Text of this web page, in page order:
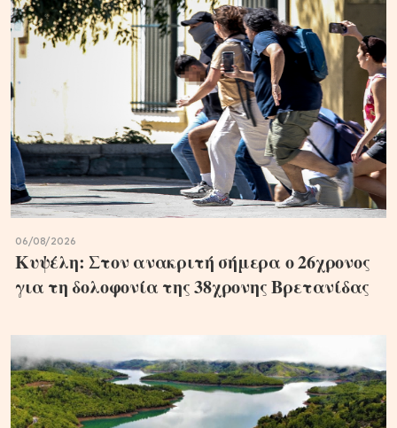
06/08/2026
Κυψέλη: Στον ανακριτή σήμερα ο 26χρονος
για τη δολοφονία της 38χρονης Βρετανίδας